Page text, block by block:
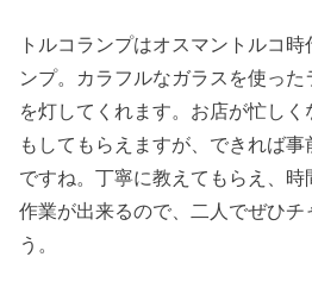
トルコランプはオスマントルコ
ンプ。カラフルなガラスを使っ
を灯してくれます。お店が忙し
もしてもらえますが、できれば
ですね。丁寧に教えてもらえ、時
作業が出来るので、二人でぜひチ
う。